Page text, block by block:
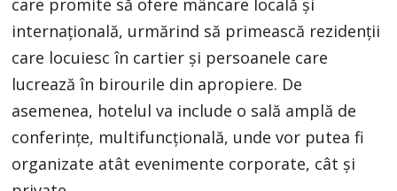
internațională, urmărind să primească rezidenții
care locuiesc în cartier și persoanele care
lucrează în birourile din apropiere. De
asemenea, hotelul va include o sală amplă de
conferințe, multifuncțională, unde vor putea fi
organizate atât evenimente corporate, cât și